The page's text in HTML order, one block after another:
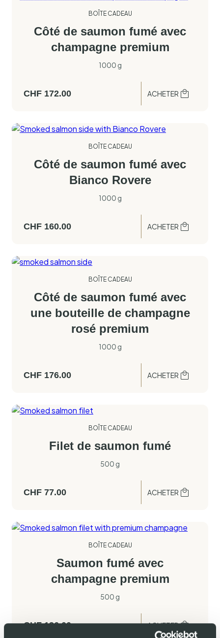
BOÎTE CADEAU
Côté de saumon fumé avec
champagne premium
1000 g
CHF 172.00 ACHETER
BOÎTE CADEAU
Côté de saumon fumé avec
Bianco Rovere
1000 g
CHF 160.00 ACHETER
BOÎTE CADEAU
Côté de saumon fumé avec
une bouteille de champagne
rosé premium
1000 g
CHF 176.00 ACHETER
BOÎTE CADEAU
Filet de saumon fumé
500 g
CHF 77.00 ACHETER
BOÎTE CADEAU
Saumon fumé avec
champagne premium
500 g
CHF136.00 ACHETER